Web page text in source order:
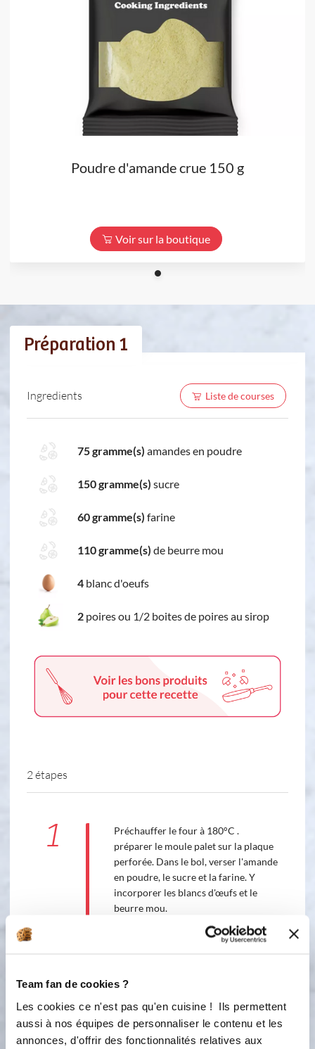
Team fan de cookies ?
Les cookies ce n'est pas qu'en cuisine ! Ils permettent
aussi à nos équipes de personnaliser le contenu et les
annonces, d'offrir des fonctionnalités relatives aux
Poudre d'amande crue 150 g
Voir sur la boutique
Préparation 1
Ingredients Liste de courses
75 gramme(s) amandes en poudre
150 gramme(s) sucre
60 gramme(s) farine
110 gramme(s) de beurre mou
4 blanc d'oeufs
2 poires ou 1/2 boites de poires au sirop
2 étapes
1
Préchauffer le four à 180°C .
préparer le moule palet sur la plaque
perforée. Dans le bol, verser l'amande
en poudre, le sucre et la farine. Y
incorporer les blancs d'œufs et le
beurre mou.
4
2
Verser la pâte dans le moule palet.
déposer sur la pâte. Enfourner dans le
four cuisson 20-25 min. A la sorti du
four faire un nappage au pinceau avec